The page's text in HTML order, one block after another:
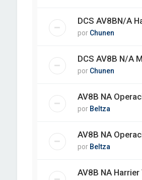
DCS AV8BN/A
por Chunen
DCS AV8B N/A
por Chunen
AV8B NA
por Beltza
AV8B NA
por Beltza
AV8B NA